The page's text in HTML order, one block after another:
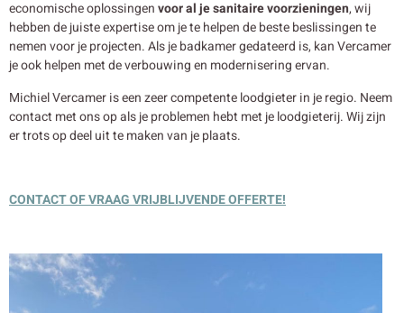
economische oplossingenvoor al je sanitaire voorzieningen, wij
hebben de juiste expertise om je te helpen de beste beslissingen te
nemen voor je projecten. Als je badkamer gedateerd is, kan Vercamer
je ook helpen met de verbouwing en modernisering ervan.
Michiel Vercamer is een zeer competente loodgieter in je regio. Neem
contact met ons op als je problemen hebt met je loodgieterij. Wij zijn
er trots op deel uit te maken van je plaats.
CONTACT OF VRAAG VRIJBLIJVENDE OFFERTE!